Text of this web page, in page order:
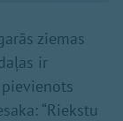
ziemas
ir
“Riekstu